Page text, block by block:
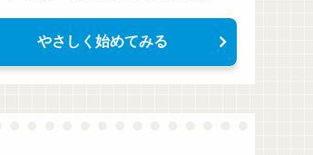
やさしく始めてみる